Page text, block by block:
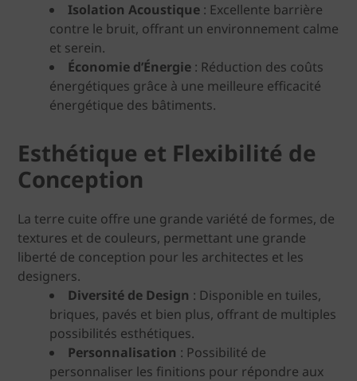
Isolation Acoustique : Excellente barrière
contre le bruit, offrant un environnement calme
et serein.
Économie d’Énergie : Réduction des coûts
énergétiques grâce à une meilleure efficacité
énergétique des bâtiments.
Esthétique et Flexibilité de
Conception
La terre cuite offre une grande variété de formes, de
textures et de couleurs, permettant une grande
liberté de conception pour les architectes et les
designers.
Diversité de Design : Disponible en tuiles,
briques, pavés et bien plus, offrant de multiples
possibilités esthétiques.
Personnalisation : Possibilité de
personnaliser les finitions pour répondre aux